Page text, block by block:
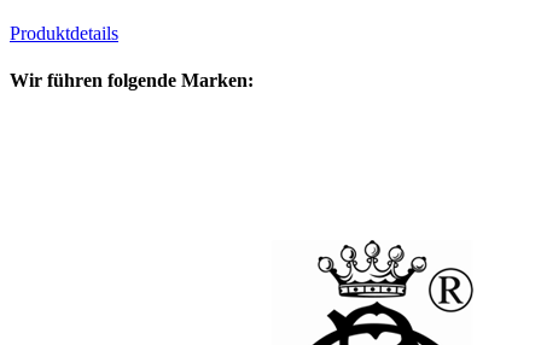
Produktdetails
Wir führen folgende Marken: